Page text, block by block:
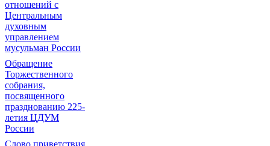
отношений с
Центральным
духовным
управлением
мусульман России
Обращение
Торжественного
собрания,
посвященного
празднованию 225-
летия ЦДУМ
России
Слово приветствия